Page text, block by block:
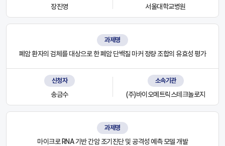
장진영 서울대학교병원
과제명
폐암 환자의 검체를 대상으로 한 폐암 단백질 마커 정량 조합의 유효성 평가
신청자
송금수
소속기관
(주)바이오메트릭스테크놀로지
과제명
마이크로 RNA 기반 간암 조기진단 및 공격성 예측 모델 개발